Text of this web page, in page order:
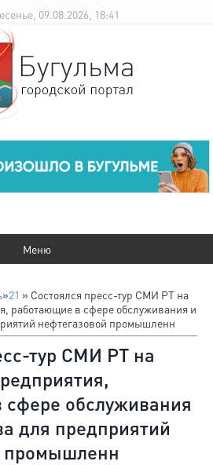
09.08.2026, 18:41
»21 » Состоялся пресс-тур СМИ РТ на
работающие в сфере обслуживания и
нефтегазовой промышленн
тур СМИ РТ на
обслуживания
для предприятий
промышленн